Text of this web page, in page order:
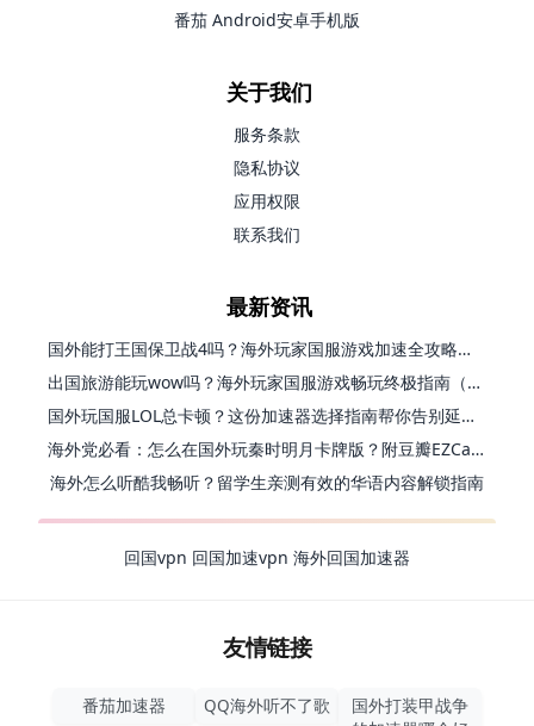
番茄 Android安卓手机版
关于我们
服务条款
隐私协议
应用权限
联系我们
最新资讯
国外能打王国保卫战4吗？海外玩家国服游戏加速全攻略（附实测推荐）
出国旅游能玩wow吗？海外玩家国服游戏畅玩终极指南（附FF14激战2解决方案）
国外玩国服LOL总卡顿？这份加速器选择指南帮你告别延迟烦恼
海外党必看：怎么在国外玩秦时明月卡牌版？附豆瓣EZCast地区限制破解法
海外怎么听酷我畅听？留学生亲测有效的华语内容解锁指南
回国vpn 回国加速vpn 海外回国加速器
友情链接
番茄加速器 QQ海外听不了歌
国外打装甲战争